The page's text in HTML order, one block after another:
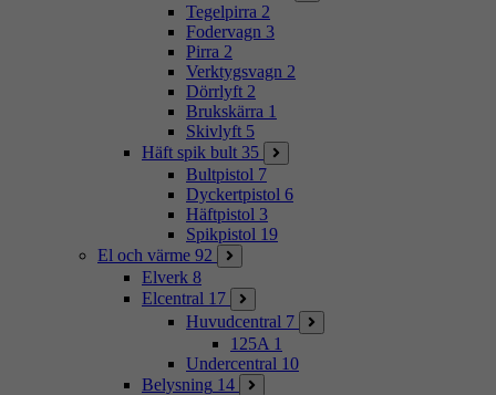
Tegelpirra 2
Fodervagn 3
Pirra 2
Verktygsvagn 2
Dörrlyft 2
Brukskärra 1
Skivlyft 5
Häft spik bult 35
Bultpistol 7
Dyckertpistol 6
Häftpistol 3
Spikpistol 19
El och värme 92
Elverk 8
Elcentral 17
Huvudcentral 7
125A 1
Undercentral 10
Belysning 14